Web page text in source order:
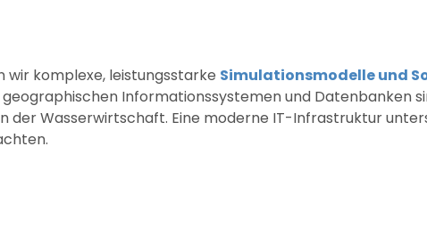
wir komplexe, leistungsstarke Simulationsmodelle und
Informationssystemen und Datenbanken
der Wasserwirtschaft. Eine moderne IT-Infrastruktur